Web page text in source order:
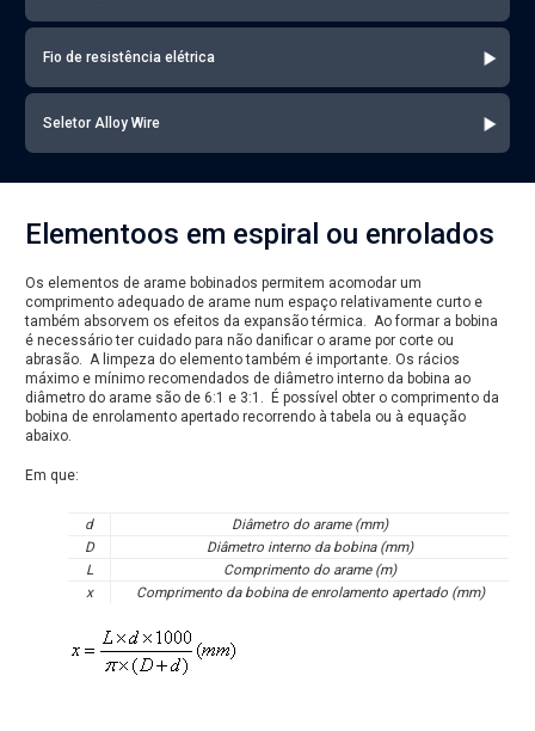
Fio de resistência elétrica
Seletor Alloy Wire
Elementoos em espiral ou enrolados
Os elementos de arame bobinados permitem acomodar um
comprimento adequado de arame num espaço relativamente curto e
também absorvem os efeitos da expansão térmica. Ao formar a bobina
é necessário ter cuidado para não danificar o arame por corte ou
abrasão. A limpeza do elemento também é importante. Os rácios
máximo e mínimo recomendados de diâmetro interno da bobina ao
diâmetro do arame são de 6:1 e 3:1. É possível obter o comprimento da
bobina de enrolamento apertado recorrendo à tabela ou à equação
abaixo.
Em que:
d
Diâmetro do arame (mm)
D
Diâmetro interno da bobina (mm)
L
Comprimento do arame (m)
x
Comprimento da bobina de enrolamento apertado (mm)